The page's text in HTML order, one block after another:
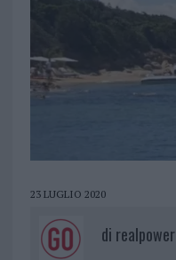
23 LUGLIO 2020
di realpower